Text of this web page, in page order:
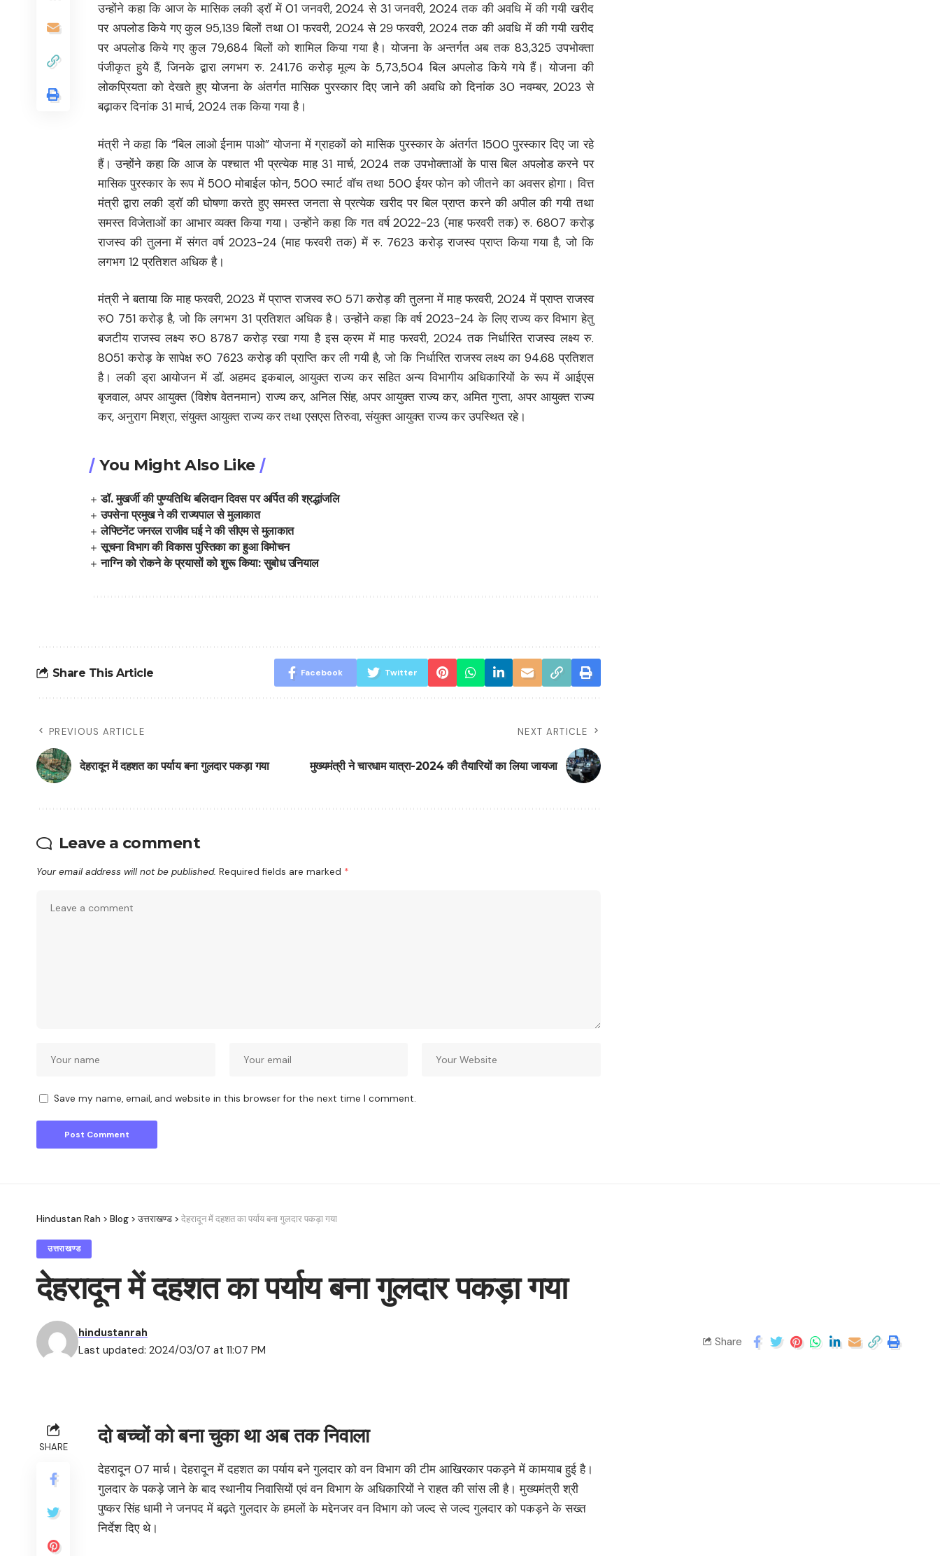
उन्होंने कहा कि आज के मासिक लकी ड्रॉ में 01 जनवरी, 2024 से 31 जनवरी, 2024 तक की अवधि में की गयी खरीद
पर अपलोड किये गए कुल 95,139 बिलों तथा 01 फरवरी, 2024 से 29 फरवरी, 2024 तक की अवधि में की गयी खरीद
पर अपलोड किये गए कुल 79,684 बिलों को शामिल किया गया है। योजना के अन्तर्गत अब तक 83,325 उपभोक्ता
पंजीकृत हुये हैं, जिनके द्वारा लगभग रु. 241.76 करोड़ मूल्य के 5,73,504 बिल अपलोड किये गये हैं। योजना की
लोकप्रियता को देखते हुए योजना के अंतर्गत मासिक पुरस्कार दिए जाने की अवधि को दिनांक 30 नवम्बर, 2023 से
बढ़ाकर दिनांक 31 मार्च, 2024 तक किया गया है।
मंत्री ने कहा कि “बिल लाओ ईनाम पाओ” योजना में ग्राहकों को मासिक पुरस्कार के अंतर्गत 1500 पुरस्कार दिए जा रहे
हैं। उन्होंने कहा कि आज के पश्चात भी प्रत्येक माह 31 मार्च, 2024 तक उपभोक्ताओं के पास बिल अपलोड करने पर
मासिक पुरस्कार के रूप में 500 मोबाईल फोन, 500 स्मार्ट वॉच तथा 500 ईयर फोन को जीतने का अवसर होगा। वित्त
मंत्री द्वारा लकी ड्रॉ की घोषणा करते हुए समस्त जनता से प्रत्येक खरीद पर बिल प्राप्त करने की अपील की गयी तथा
समस्त विजेताओं का आभार व्यक्त किया गया। उन्होंने कहा कि गत वर्ष 2022-23 (माह फरवरी तक) रु. 6807 करोड़
राजस्व की तुलना में संगत वर्ष 2023-24 (माह फरवरी तक) में रु. 7623 करोड़ राजस्व प्राप्त किया गया है, जो कि
लगभग 12 प्रतिशत अधिक है।
मंत्री ने बताया कि माह फरवरी, 2023 में प्राप्त राजस्व रु0 571 करोड़ की तुलना में माह फरवरी, 2024 में प्राप्त राजस्व
रु0 751 करोड़ है, जो कि लगभग 31 प्रतिशत अधिक है। उन्होंने कहा कि वर्ष 2023-24 के लिए राज्य कर विभाग हेतु
बजटीय राजस्व लक्ष्य रु0 8787 करोड़ रखा गया है इस क्रम में माह फरवरी, 2024 तक निर्धारित राजस्व लक्ष्य रु.
8051 करोड़ के सापेक्ष रु0 7623 करोड़ की प्राप्ति कर ली गयी है, जो कि निर्धारित राजस्व लक्ष्य का 94.68 प्रतिशत
है। लकी ड्रा आयोजन में डॉ. अहमद इकबाल, आयुक्त राज्य कर सहित अन्य विभागीय अधिकारियों के रूप में आईएस
बृजवाल, अपर आयुक्त (विशेष वेतनमान) राज्य कर, अनिल सिंह, अपर आयुक्त राज्य कर, अमित गुप्ता, अपर आयुक्त राज्य
कर, अनुराग मिश्रा, संयुक्त आयुक्त राज्य कर तथा एसएस तिरुवा, संयुक्त आयुक्त राज्य कर उपस्थित रहे।
You Might Also Like
डॉ. मुखर्जी की पुण्यतिथि बलिदान दिवस पर अर्पित की श्रद्धांजलि
उपसेना प्रमुख ने की राज्यपाल से मुलाकात
लेफ्टिनेंट जनरल राजीव घई ने की सीएम से मुलाकात
सूचना विभाग की विकास पुस्तिका का हुआ विमोचन
नाग्नि को रोकने के प्रयासों को शुरू किया: सुबोध उनियाल
Share This Article Facebook Twitter
PREVIOUS ARTICLE
देहरादून में दहशत का पर्याय बना गुलदार पकड़ा गया
NEXT ARTICLE
मुख्यमंत्री ने चारधाम यात्रा-2024 की तैयारियों का लिया जायजा
Leave a comment
Your email address will not be published. Required fields are marked *
Save my name, email, and website in this browser for the next time I comment.
Hindustan Rah > Blog >उत्तराखण्ड > देहरादून में दहशत का पर्याय बना गुलदार पकड़ा गया
उत्तराखण्ड
देहरादून में दहशत का पर्याय बना गुलदार पकड़ा गया
Last updated: 2024/03/07 at 11:07 PM
hindustanrah
Share